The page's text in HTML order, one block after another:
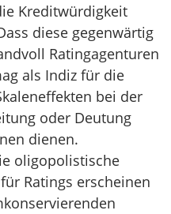
Kreditwürdigkeit
diese gegenwärtig
Ratingagenturen
als Indiz für die
bei der
oder Deutung
dienen.
oligopolistische
Ratings erscheinen